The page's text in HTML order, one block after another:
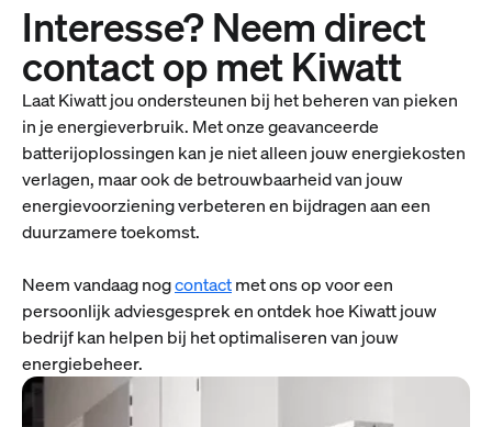
Interesse? Neem direct
contact op met Kiwatt
Laat Kiwatt jou ondersteunen bij het beheren van pieken
in je energieverbruik. Met onze geavanceerde
batterijoplossingen kan je niet alleen jouw energiekosten
verlagen, maar ook de betrouwbaarheid van jouw
energievoorziening verbeteren en bijdragen aan een
duurzamere toekomst.
Neem vandaag nogcontactmet ons op voor een
persoonlijk adviesgesprek en ontdek hoe Kiwatt jouw
bedrijf kan helpen bij het optimaliseren van jouw
energiebeheer.